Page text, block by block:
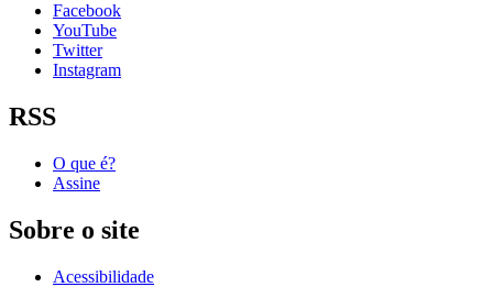
Facebook
YouTube
Twitter
Instagram
RSS
O que é?
Assine
Sobre o site
Acessibilidade